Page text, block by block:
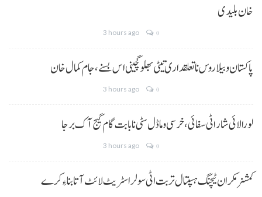
خان بلیدی
3 hours ago 0
پاکستان و بیلاروس نا تعلقداری تیٹی بھلو گچینی اس بسنے، جام کمال خان
3 hours ago 0
لورالائی شار اٹی سفائی، خرسی و ماڈل سٹی نا بابت گام گیج آک برجا
3 hours ago 0
کمشنر مکران ٹیچنگ ہسپتال تربت اٹی سولر اسٹریٹ لائٹ آتا بناءِ کرے